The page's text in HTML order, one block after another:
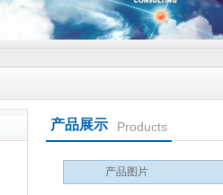
产品展示 Products
产品图片